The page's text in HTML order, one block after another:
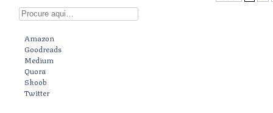
Digite aqui
Amazon
Goodreads
Medium
Quora
Skoob
Twitter